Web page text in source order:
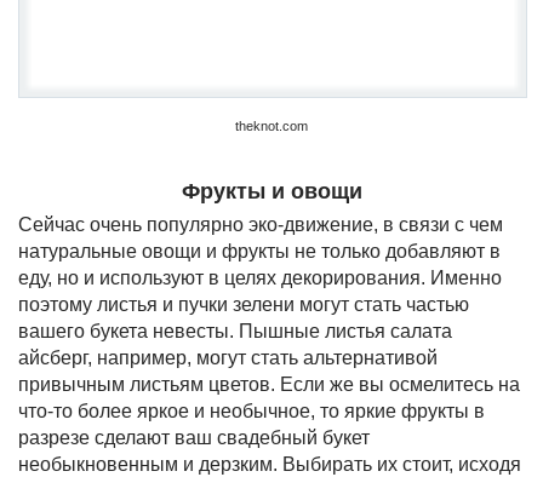
theknot.com
Фрукты и овощи
Сейчас очень популярно эко-движение, в связи с чем
натуральные овощи и фрукты не только добавляют в
еду, но и используют в целях декорирования. Именно
поэтому листья и пучки зелени могут стать частью
вашего букета невесты. Пышные листья салата
айсберг, например, могут стать альтернативой
привычным листьям цветов. Если же вы осмелитесь на
что-то более яркое и необычное, то яркие фрукты в
разрезе сделают ваш свадебный букет
необыкновенным и дерзким. Выбирать их стоит, исходя